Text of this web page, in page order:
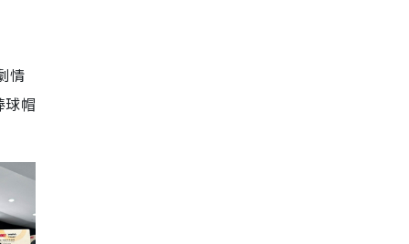
情
球帽